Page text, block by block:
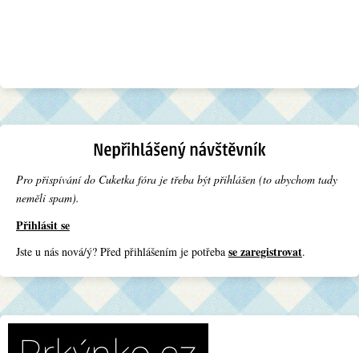
Pro přispívání do Cuketka fóra je třeba být přihlášen (to abychom tady
neměli spam).
Přihlásit se
Jste u nás nová/ý? Před přihlášením je potřeba se zaregistrovat.